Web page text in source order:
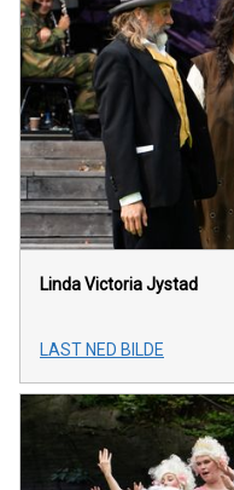
Linda Victoria Jystad
LAST NED BILDE